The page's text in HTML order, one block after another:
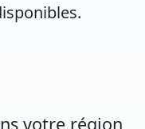
votre région